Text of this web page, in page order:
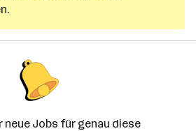
neue Jobs für genau diese